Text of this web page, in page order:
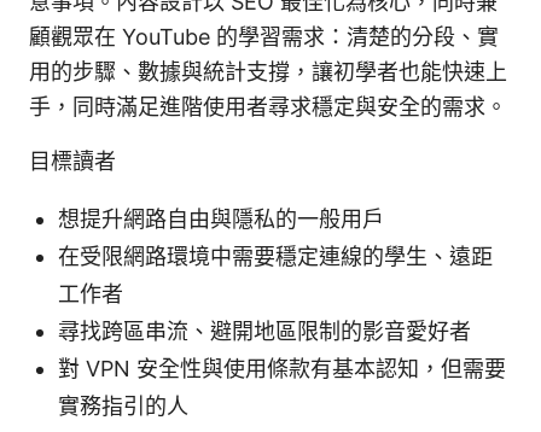
顧觀眾在 YouTube 的學習需求：清楚的分段、實
用的步驟、數據與統計支撐，讓初學者也能快速上
手，同時滿足進階使用者尋求穩定與安全的需求。
目標讀者
想提升網路自由與隱私的一般用戶
在受限網路環境中需要穩定連線的學生、遠距
工作者
尋找跨區串流、避開地區限制的影音愛好者
對 VPN 安全性與使用條款有基本認知，但需要
實務指引的人